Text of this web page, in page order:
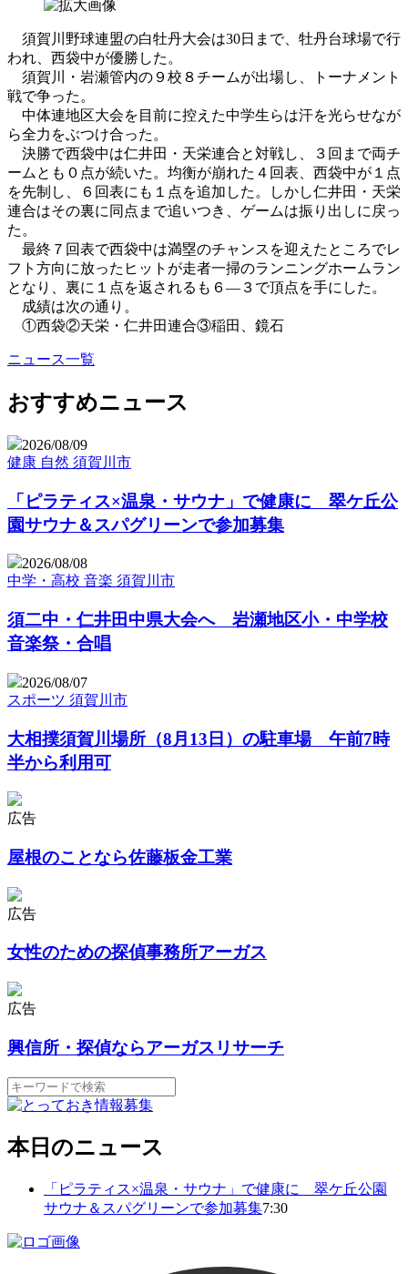
須賀川野球連盟の白牡丹大会は30日まで、牡丹台球場で行
われ、西袋中が優勝した。
須賀川・岩瀬管内の９校８チームが出場し、トーナメント
戦で争った。
中体連地区大会を目前に控えた中学生らは汗を光らせなが
ら全力をぶつけ合った。
決勝で西袋中は仁井田・天栄連合と対戦し、３回まで両チ
ームとも０点が続いた。均衡が崩れた４回表、西袋中が１点
を先制し、６回表にも１点を追加した。しかし仁井田・天栄
連合はその裏に同点まで追いつき、ゲームは振り出しに戻っ
た。
最終７回表で西袋中は満塁のチャンスを迎えたところでレ
フト方向に放ったヒットが走者一掃のランニングホームラン
となり、裏に１点を返されるも６―３で頂点を手にした。
成績は次の通り。
①西袋②天栄・仁井田連合③稲田、鏡石
ニュース一覧
おすすめニュース
2026/08/09
健康 自然 須賀川市
「ピラティス×温泉・サウナ」で健康に 翠ケ丘公
園サウナ＆スパグリーンで参加募集
2026/08/08
中学・高校 音楽 須賀川市
須二中・仁井田中県大会へ 岩瀬地区小・中学校
音楽祭・合唱
2026/08/07
スポーツ 須賀川市
大相撲須賀川場所（8月13日）の駐車場 午前7時
半から利用可
広告
屋根のことなら佐藤板金工業
広告
女性のための探偵事務所アーガス
広告
興信所・探偵ならアーガスリサーチ
本日のニュース
「ピラティス×温泉・サウナ」で健康に 翠ケ丘公園
サウナ＆スパグリーンで参加募集7:30